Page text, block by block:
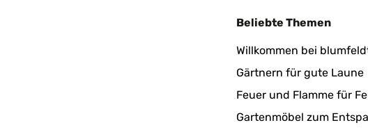
Beliebte Themen
Willkommen bei
Gärtnern für gute Laune
Feuer und Flamme für
Gartenmöbel zum